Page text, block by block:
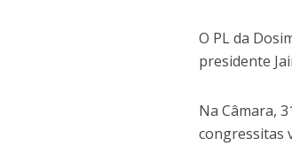
O PL da
presidente
Na Câmara,
congressitas